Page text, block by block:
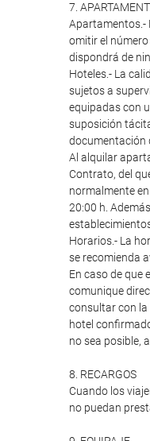
7.
Apartamentos.-
omitir el número
dispondrá de
Hoteles.- La
sujetos a
equipadas con
suposición
documentación
Al alquilar
Contrato, del
normalmente
20:00 h.
Horarios.- La
se recomienda
En caso de que el
comunique
consultar con la
hotel
no sea posible,
8. RECARGOS
Cuando los
no puedan